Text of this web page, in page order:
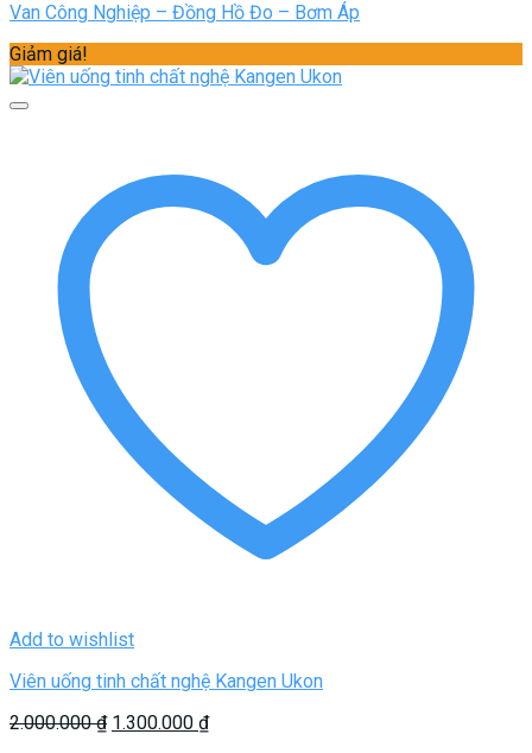
Van Công Nghiệp – Đồng Hồ Đo – Bơm Áp
Giảm giá!
Add to wishlist
Viên uống tinh chất nghệ Kangen Ukon
2.000.000₫ Giá
1.300.000 ₫Giá